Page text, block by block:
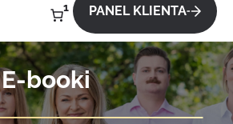
1 PANEL KLIENTA
E-booki